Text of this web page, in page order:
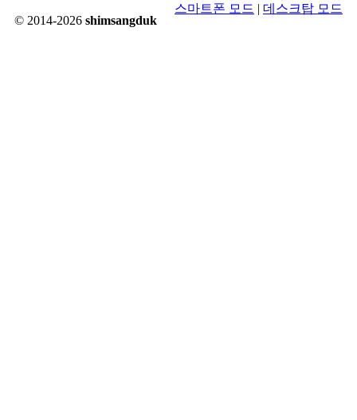
© 2014-2026 shimsangduk
스마트폰 모드 | 데스크탑 모드